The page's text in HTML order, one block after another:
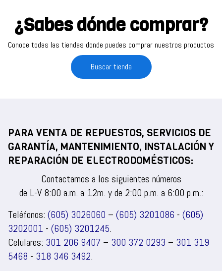
¿Sabes dónde comprar?
Conoce todas las tiendas donde puedes comprar nuestros productos
Buscar tienda
PARA VENTA DE REPUESTOS, SERVICIOS DE
GARANTÍA, MANTENIMIENTO, INSTALACIÓN Y
REPARACIÓN DE ELECTRODOMÉSTICOS:
Contactarnos a los siguientes números
de L-V 8:00 a.m. a 12m. y de 2:00 p.m. a 6:00 p.m.:
Teléfonos: (605) 3026060 – (605) 3201086 - (605)
3202001 - (605) 3201245.
Celulares: 301 206 9407 – 300 372 0293 – 301 319
5468 - 318 346 3492.